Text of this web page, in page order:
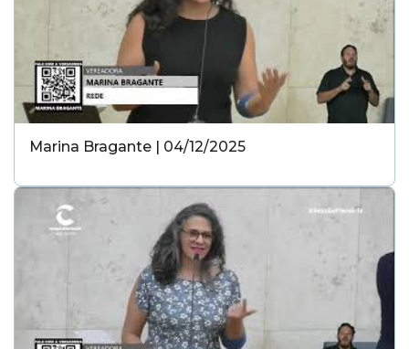
Marina Bragante | 04/12/2025